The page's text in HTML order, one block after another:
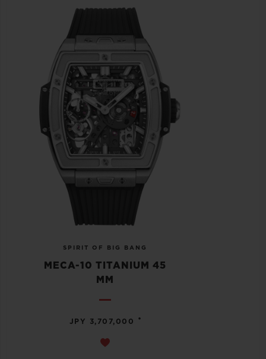
SPIRIT OF BIG BANG
MECA-10 TITANIUM 45
MM
JPY 3,707,000 •